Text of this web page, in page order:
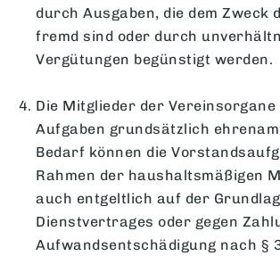
durch Ausgaben, die dem Zweck
fremd sind oder durch
Vergütungen begünstigt werden.
Die Mitglieder der
Aufgaben grundsätzlich
Bedarf können die
Rahmen der haushaltsmäßigen
auch entgeltlich auf der
Dienstvertrages oder gegen
Aufwandsentschädigung nach §